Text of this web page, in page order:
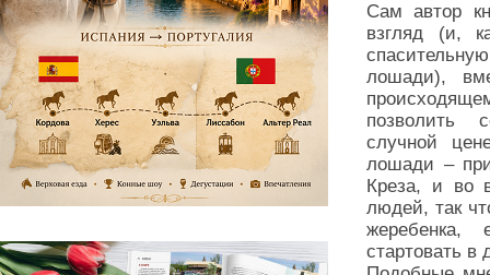
Сам автор
взгляд (и,
лошади),
позволить
случной
лошади –
Креза, и во
людей, так
жеребенка,
стартовать в